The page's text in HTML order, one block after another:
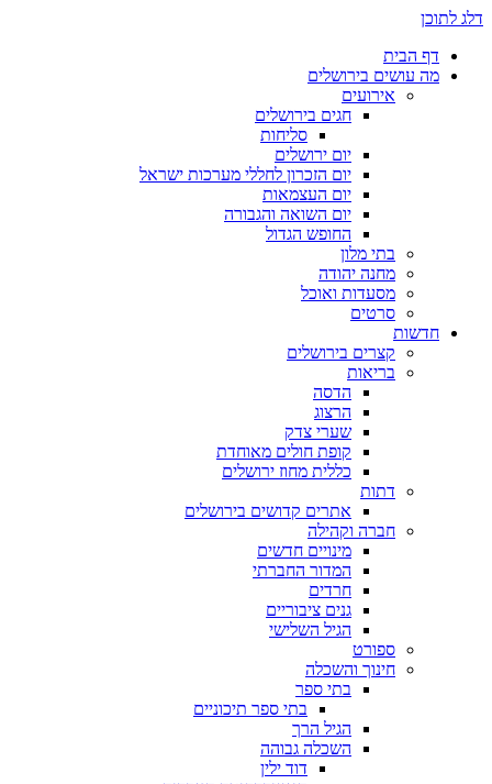
דלג לתוכן
דף הבית
מה עושים בירושלים
אירועים
חגים בירושלים
סליחות
יום ירושלים
יום הזכרון לחללי מערכות ישראל
יום העצמאות
יום השואה והגבורה
החופש הגדול
בתי מלון
מחנה יהודה
מסעדות ואוכל
סרטים
חדשות
קצרים בירושלים
בריאות
הדסה
הרצוג
שערי צדק
קופת חולים מאוחדת
כללית מחוז ירושלים
דתות
אתרים קדושים בירושלים
חברה וקהילה
מינויים חדשים
המדור החברתי
חרדים
גנים ציבוריים
הגיל השלישי
ספורט
חינוך והשכלה
בתי ספר
בתי ספר תיכוניים
הגיל הרך
השכלה גבוהה
דוד ילין